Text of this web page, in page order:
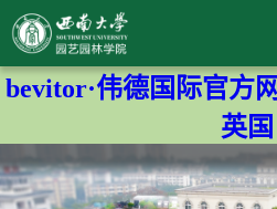
bevitor·伟德国际官方
英国